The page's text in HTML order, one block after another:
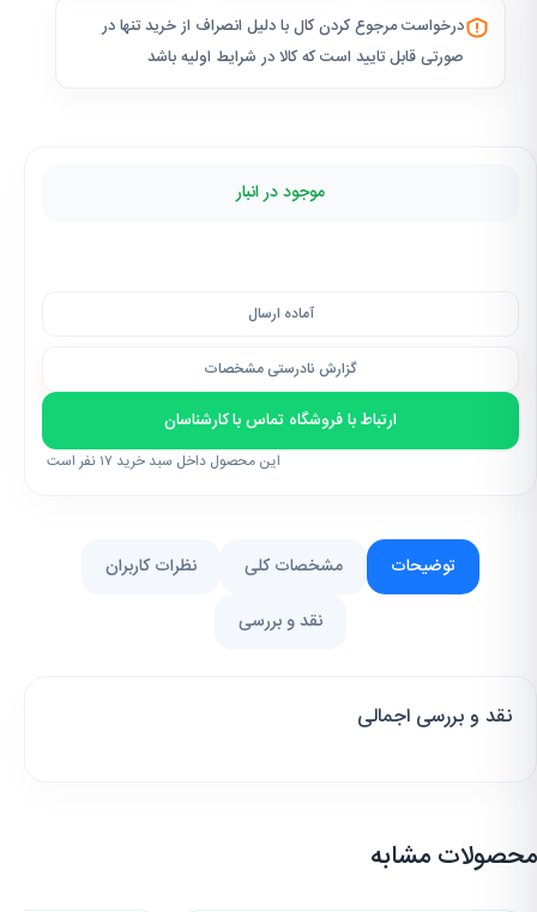
موجود در انبار
آماده ارسال
گزارش نادرستی مشخصات
ارتباط با فروشگاه تماس با کارشناسان
این محصول داخل سبد خرید ۱۷ نفر است
بهترین قیمت این ماه برای این محصول
درخواست مرجوع کردن کال با دلیل انصراف از خرید تنها در
صورتی قابل تایید است که کالا در شرایط اولیه باشد
توضیحات مشخصات کلی
نظرات کاربران
نقد و بررسی
نقد و بررسی اجمالی
محصولات مشابه